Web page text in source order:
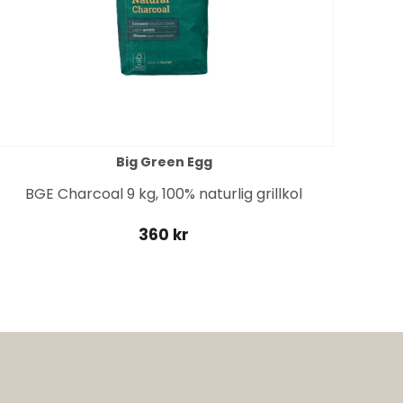
Big Green Egg
BGE Charcoal 9 kg, 100% naturlig grillkol
360 kr